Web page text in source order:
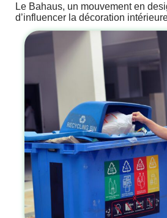
Le Bahaus, un mouvement en
d’influencer la décoration